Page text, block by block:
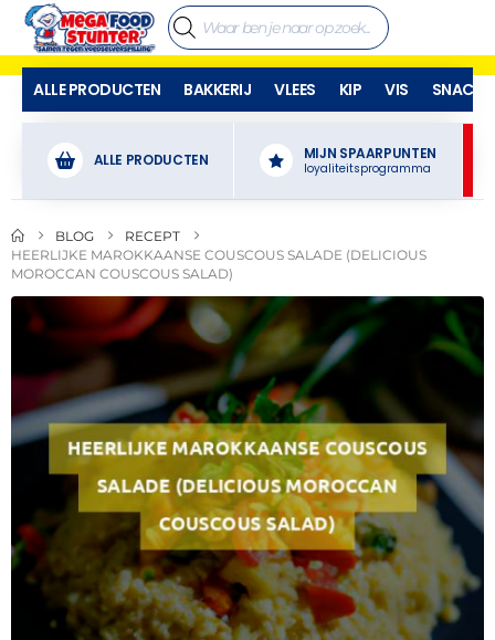
ALLE PRODUCTEN BAKKERIJ VLEES KIP VIS SNACKS
ALLE PRODUCTEN MIJN SPAARPUNTEN
loyaliteitsprogramma
BLOG
RECEPT
HEERLIJKE MAROKKAANSE COUSCOUS SALADE (DELICIOUS
MOROCCAN COUSCOUS SALAD)